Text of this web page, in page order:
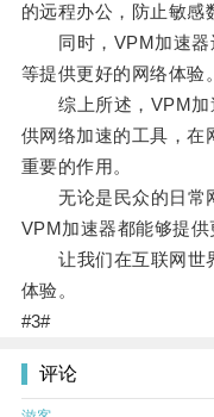
的远程办公，防止敏感
同时，VPM加速器
等提供更好的网络体验。
综上所述，VPM加
供网络加速的工具，在
重要的作用。
无论是民众的日常网
VPM加速器都能够提供
让我们在互联网世
体验。
#3#
评论